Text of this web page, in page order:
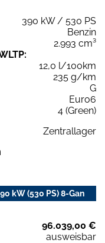
390 kW / 530 PS
Benzin
2.993 cm³
12,0 l/100km
235 g/km
G
Euro6
4 (Green)
Zentrallager
kW (530 PS) 8-Gan
96.039,00 €
ausweisbar